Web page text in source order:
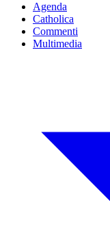
Agenda
Catholica
Commenti
Multimedia